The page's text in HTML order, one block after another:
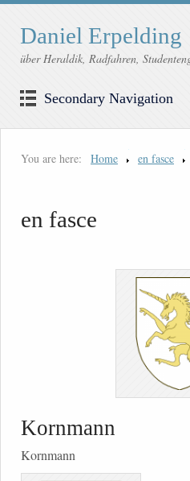
Daniel Erpelding
über Heraldik, Radfahren,
Secondary Navigation
You are here: Home en fasce
en fasce
Kornmann
Kornmann